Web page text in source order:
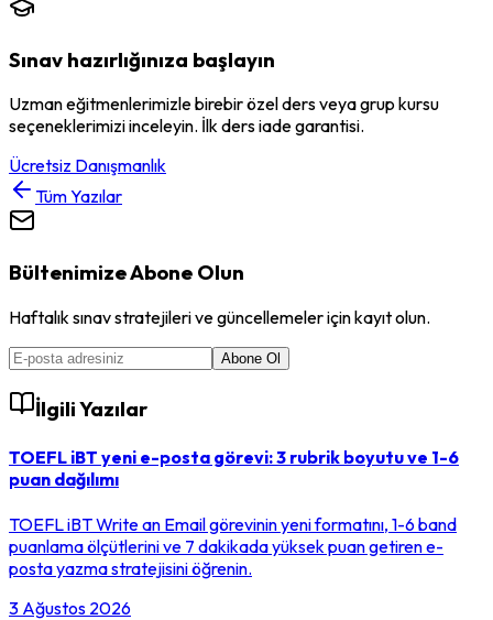
Sınav hazırlığınıza başlayın
Uzman eğitmenlerimizle birebir özel ders veya grup kursu
seçeneklerimizi inceleyin. İlk ders iade garantisi.
Ücretsiz Danışmanlık
Tüm Yazılar
Bültenimize Abone Olun
Haftalık sınav stratejileri ve güncellemeler için kayıt olun.
Abone Ol
İlgili Yazılar
TOEFL iBT yeni e-posta görevi: 3 rubrik boyutu ve 1-6
puan dağılımı
TOEFL iBT Write an Email görevinin yeni formatını, 1-6 band
puanlama ölçütlerini ve 7 dakikada yüksek puan getiren e-
posta yazma stratejisini öğrenin.
3 Ağustos 2026